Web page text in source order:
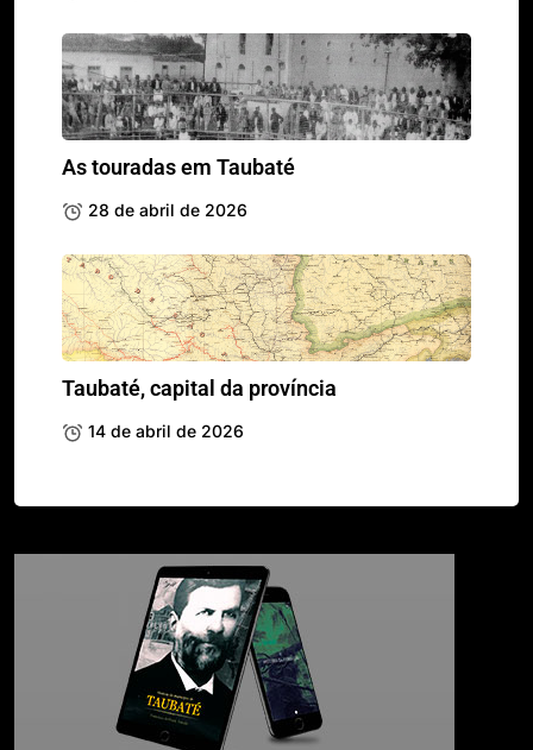
As touradas em Taubaté
28 de abril de 2026
Taubaté, capital da província
14 de abril de 2026